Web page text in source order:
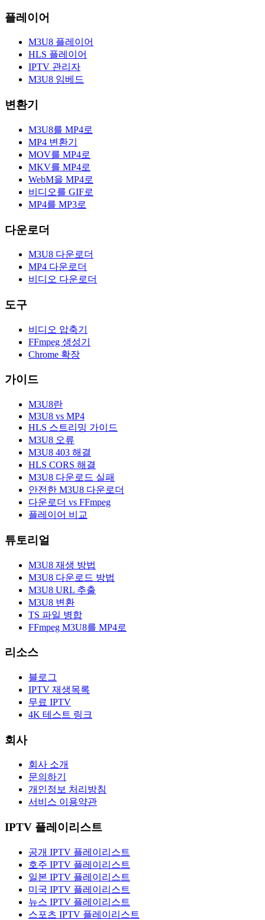
플레이어
M3U8 플레이어
HLS 플레이어
IPTV 관리자
M3U8 임베드
변환기
M3U8를 MP4로
MP4 변환기
MOV를 MP4로
MKV를 MP4로
WebM을 MP4로
비디오를 GIF로
MP4를 MP3로
다운로더
M3U8 다운로더
MP4 다운로더
비디오 다운로더
도구
비디오 압축기
FFmpeg 생성기
Chrome 확장
가이드
M3U8란
M3U8 vs MP4
HLS 스트리밍 가이드
M3U8 오류
M3U8 403 해결
HLS CORS 해결
M3U8 다운로드 실패
안전한 M3U8 다운로더
다운로더 vs FFmpeg
플레이어 비교
튜토리얼
M3U8 재생 방법
M3U8 다운로드 방법
M3U8 URL 추출
M3U8 변환
TS 파일 병합
FFmpeg M3U8를 MP4로
리소스
블로그
IPTV 재생목록
무료 IPTV
4K 테스트 링크
회사
회사 소개
문의하기
개인정보 처리방침
서비스 이용약관
IPTV 플레이리스트
공개 IPTV 플레이리스트
호주 IPTV 플레이리스트
일본 IPTV 플레이리스트
미국 IPTV 플레이리스트
뉴스 IPTV 플레이리스트
스포츠 IPTV 플레이리스트